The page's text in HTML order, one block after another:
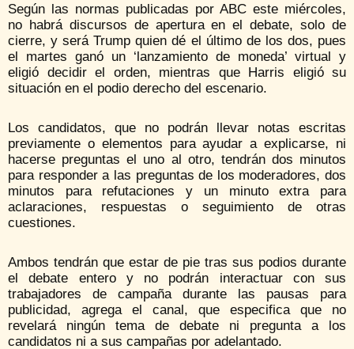
Según las normas publicadas por ABC este miércoles,
no habrá discursos de apertura en el debate, solo de
cierre, y será Trump quien dé el último de los dos, pues
el martes ganó un ‘lanzamiento de moneda’ virtual y
eligió decidir el orden, mientras que Harris eligió su
situación en el podio derecho del escenario.
Los candidatos, que no podrán llevar notas escritas
previamente o elementos para ayudar a explicarse, ni
hacerse preguntas el uno al otro, tendrán dos minutos
para responder a las preguntas de los moderadores, dos
minutos para refutaciones y un minuto extra para
aclaraciones, respuestas o seguimiento de otras
cuestiones.
Ambos tendrán que estar de pie tras sus podios durante
el debate entero y no podrán interactuar con sus
trabajadores de campaña durante las pausas para
publicidad, agrega el canal, que especifica que no
revelará ningún tema de debate ni pregunta a los
candidatos ni a sus campañas por adelantado.